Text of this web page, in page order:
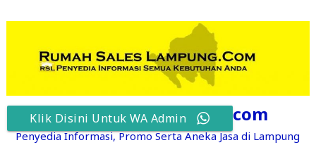
content
RumahSalesLampung.com
Penyedia Informasi, Promo Serta Aneka Jasa di Lampung
Klik Disini Untuk WA Admin